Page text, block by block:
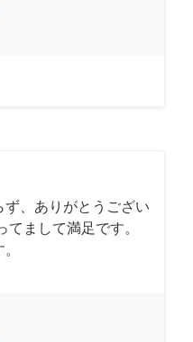
、ありがとうござい
てまして満足です。